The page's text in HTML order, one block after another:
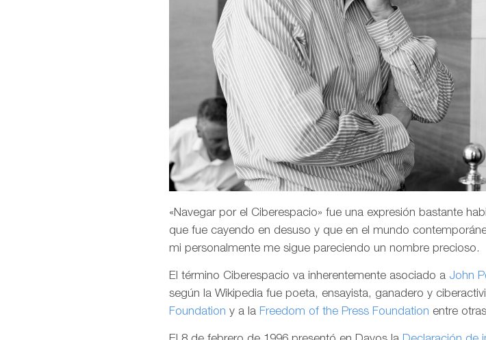
«Navegar por el Ciberespacio» fue una expresión bastante
que fue cayendo en desuso y que en el mundo
mi personalmente me sigue pareciendo un nombre precioso.
El término Ciberespacio va inherentemente asociado a John
según la Wikipedia fue poeta, ensayista, ganadero y
Foundation y a la Freedom of the Press Foundation entre